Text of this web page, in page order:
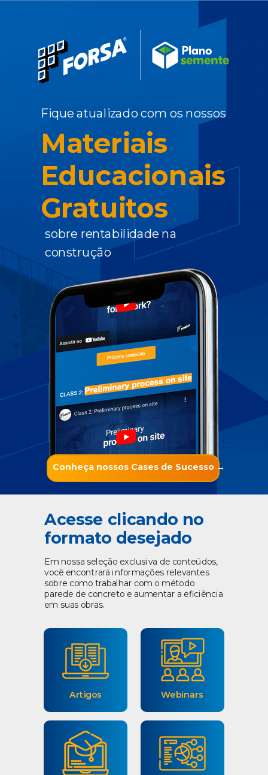
sobre rentabilidade na
construção
Acesse clicando no
formato desejado
Em nossa seleção exclusiva de conteúdos,
você encontrará informações relevantes
sobre como trabalhar com o método
parede de concreto e aumentar a eficiência
em suas obras.
Artigos Webinars
Fique atualizadocom os nossos
Materiais
Educacionais
Gratuitos
Conheça nossos Cases de Sucesso →